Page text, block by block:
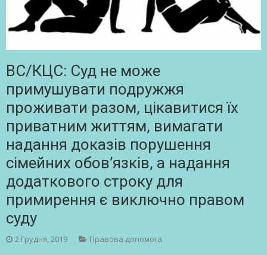
ВС/КЦС: Суд не може
примушувати подружжя
проживати разом, цікавитися їх
приватним життям, вимагати
надання доказів порушення
сімейних обов’язків, а надання
додаткового строку для
примирення є виключно правом
суду
2 Грудня, 2019 Правова допомога